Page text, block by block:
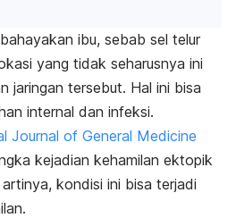
ibu, sebab sel telur
yang tidak seharusnya ini
jaringan tersebut. Hal ini bisa
internal dan infeksi.
Journal of General Medicine
kejadian kehamilan ektopik
kondisi ini bisa terjadi